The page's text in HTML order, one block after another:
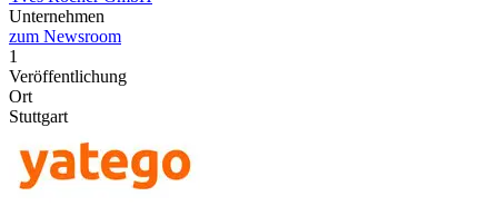
Unternehmen
zum Newsroom
1
Veröffentlichung
Ort
Stuttgart